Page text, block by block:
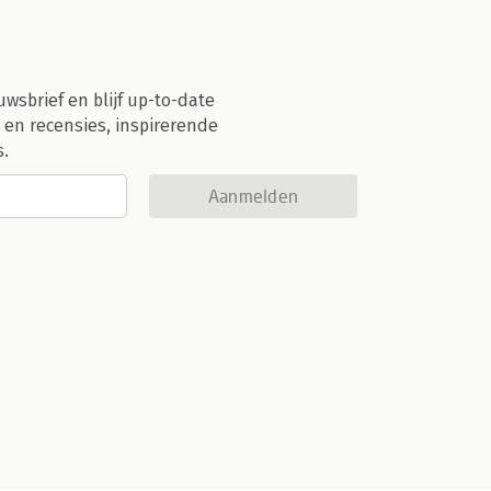
en blijf up-to-date
recensies, inspirerende
Aanmelden